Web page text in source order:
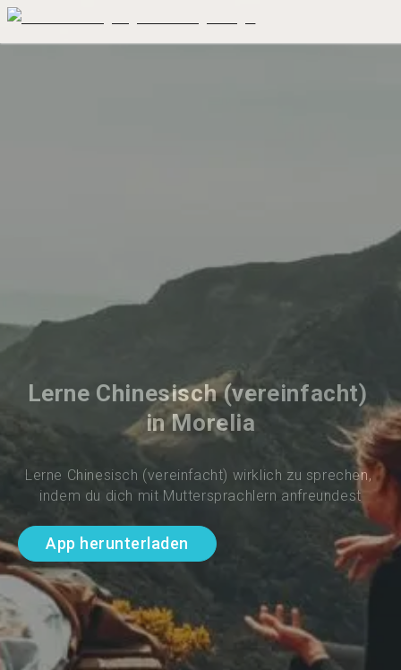
Lerne Chinesisch (vereinfacht)
in Morelia
Lerne Chinesisch (vereinfacht) wirklich zu sprechen,
indem du dich mit Muttersprachlern anfreundest
App herunterladen